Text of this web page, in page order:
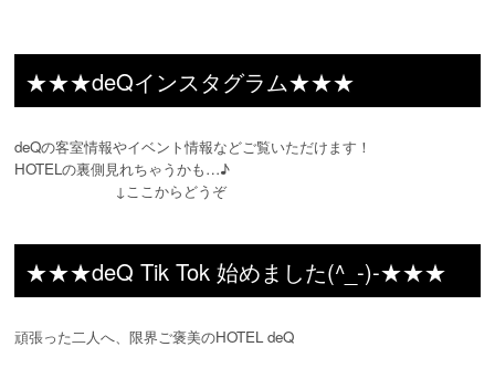
★★★deQインスタグラム★★★
deQの客室情報やイベント情報などご覧いただけます！
HOTELの裏側見れちゃうかも…♪
↓ここからどうぞ
★★★deQ Tik Tok 始めました(^_-)-★★★
頑張った二人へ、限界ご褒美のHOTEL deQ